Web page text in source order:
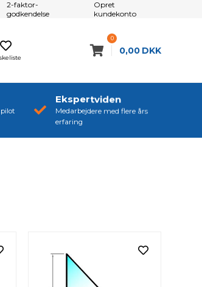
2-faktor-
godkendelse
Opret
kundekonto
0
0,00 DKK
Ekspertviden
Medarbejdere med flere års
erfaring